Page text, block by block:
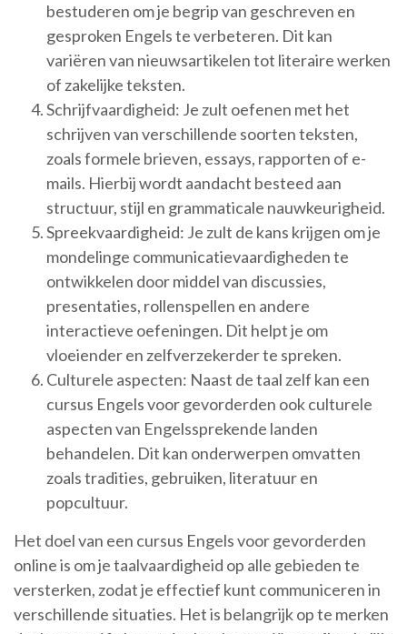
bestuderen om je begrip van geschreven en
gesproken Engels te verbeteren. Dit kan
variëren van nieuwsartikelen tot literaire werken
of zakelijke teksten.
Schrijfvaardigheid: Je zult oefenen met het
schrijven van verschillende soorten teksten,
zoals formele brieven, essays, rapporten of e-
mails. Hierbij wordt aandacht besteed aan
structuur, stijl en grammaticale nauwkeurigheid.
Spreekvaardigheid: Je zult de kans krijgen om je
mondelinge communicatievaardigheden te
ontwikkelen door middel van discussies,
presentaties, rollenspellen en andere
interactieve oefeningen. Dit helpt je om
vloeiender en zelfverzekerder te spreken.
Culturele aspecten: Naast de taal zelf kan een
cursus Engels voor gevorderden ook culturele
aspecten van Engelssprekende landen
behandelen. Dit kan onderwerpen omvatten
zoals tradities, gebruiken, literatuur en
popcultuur.
Het doel van een cursus Engels voor gevorderden
online is om je taalvaardigheid op alle gebieden te
versterken, zodat je effectief kunt communiceren in
verschillende situaties. Het is belangrijk op te merken